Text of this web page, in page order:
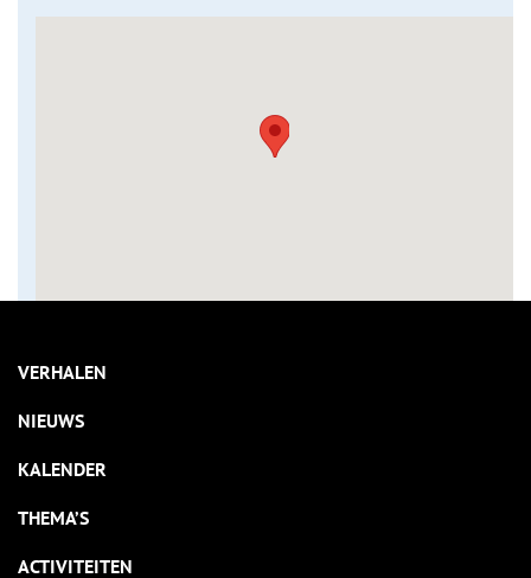
VERHALEN
NIEUWS
KALENDER
THEMA’S
ACTIVITEITEN